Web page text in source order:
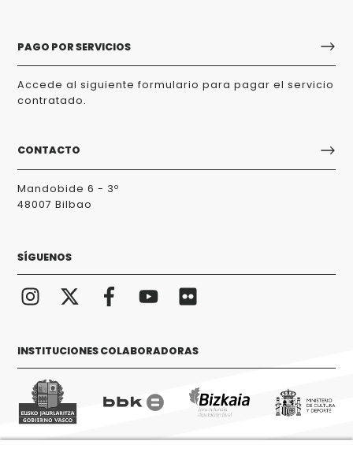
PAGO POR SERVICIOS
Accede al siguiente formulario para pagar el servicio
contratado.
CONTACTO
Mandobide 6 - 3º
48007 Bilbao
SÍGUENOS
INSTITUCIONES COLABORADORAS